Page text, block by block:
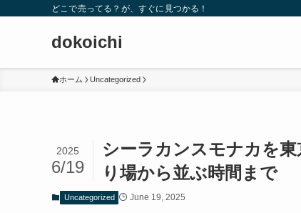
どこで売ってる？が、すぐに見つかる！
dokoichi
ホーム Uncategorized
シーラカンスモナカを
り場から並ぶ時間まで
2025
6/19
Uncategorized June 19, 2025